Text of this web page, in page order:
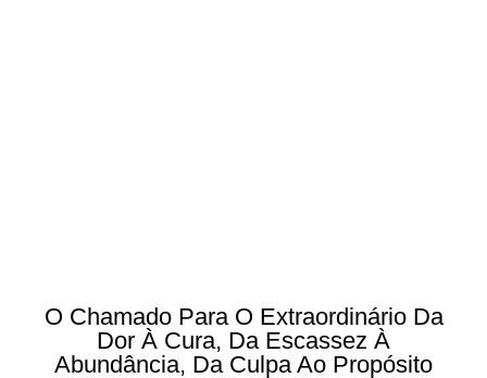
O Chamado Para O Extraordinário Da
Dor À Cura, Da Escassez À
Abundância, Da Culpa Ao Propósito